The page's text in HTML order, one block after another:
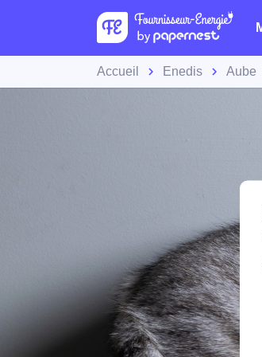
Accueil Enedis Aube